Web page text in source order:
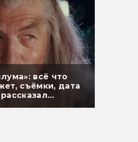
всё что
съёмки, дата